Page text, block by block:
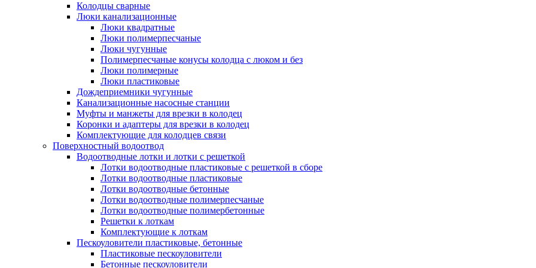
Колодцы сварные
Люки канализационные
Люки квадратные
Люки полимерпесчаные
Люки чугунные
Полимерпесчаные конусы колодца с люком и без
Люки полимерные
Люки пластиковые
Дождеприемники чугунные
Канализационные насосные станции
Муфты и манжеты для врезки в колодец
Коронки и адаптеры для врезки в колодец
Комплектующие для колодцев связи
Поверхностный водоотвод
Водоотводные лотки и лотки с решеткой
Лотки водоотводные пластиковые с решеткой в сборе
Лотки водоотводные пластиковые
Лотки водоотводные бетонные
Лотки водоотводные полимерпесчаные
Лотки водоотводные полимербетонные
Решетки к лоткам
Комплектующие к лоткам
Пескоуловители пластиковые, бетонные
Пластиковые пескоуловители
Бетонные пескоуловители